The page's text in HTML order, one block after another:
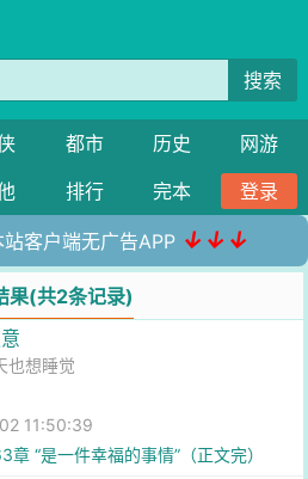
搜索
都市 历史
网游
排行 完本 登录
客户端无广告APP ↓↓↓
果(共2条记录)
也想睡觉
11:50:39
章 “是一件幸福的事情”（正文完）